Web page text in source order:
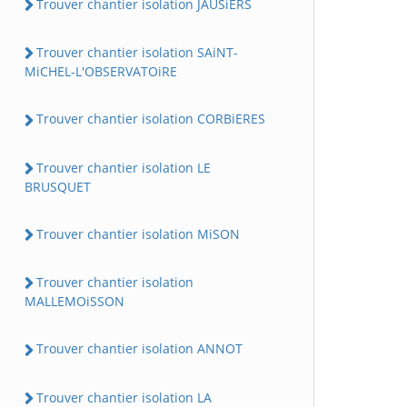
Trouver chantier isolation JAUSiERS
Trouver chantier isolation SAiNT-
MiCHEL-L'OBSERVATOiRE
Trouver chantier isolation CORBiERES
Trouver chantier isolation LE
BRUSQUET
Trouver chantier isolation MiSON
Trouver chantier isolation
MALLEMOiSSON
Trouver chantier isolation ANNOT
Trouver chantier isolation LA